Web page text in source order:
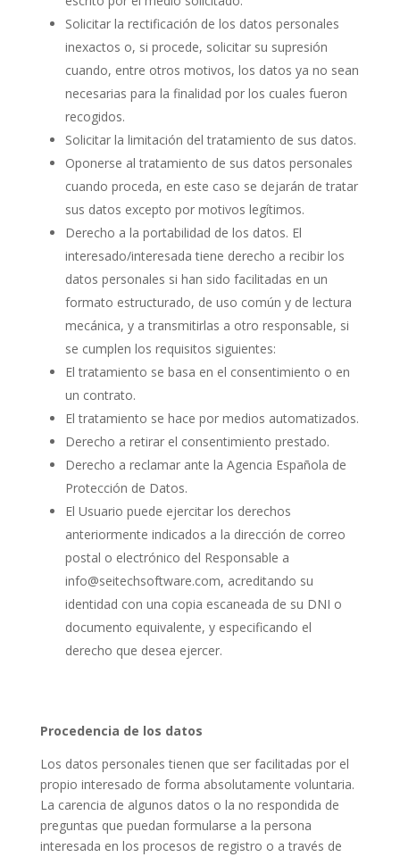
Solicitar la rectificación de los datos personales
inexactos o, si procede, solicitar su supresión
cuando, entre otros motivos, los datos ya no sean
necesarias para la finalidad por los cuales fueron
recogidos.
Solicitar la limitación del tratamiento de sus datos.
Oponerse al tratamiento de sus datos personales
cuando proceda, en este caso se dejarán de tratar
sus datos excepto por motivos legítimos.
Derecho a la portabilidad de los datos. El
interesado/interesada tiene derecho a recibir los
datos personales si han sido facilitadas en un
formato estructurado, de uso común y de lectura
mecánica, y a transmitirlas a otro responsable, si
se cumplen los requisitos siguientes:
El tratamiento se basa en el consentimiento o en
un contrato.
El tratamiento se hace por medios automatizados.
Derecho a retirar el consentimiento prestado.
Derecho a reclamar ante la Agencia Española de
Protección de Datos.
El Usuario puede ejercitar los derechos
anteriormente indicados a la dirección de correo
postal o electrónico del Responsable a
info@seitechsoftware.com, acreditando su
identidad con una copia escaneada de su DNI o
documento equivalente, y especificando el
derecho que desea ejercer.
Procedencia de los datos
Los datos personales tienen que ser facilitadas por el
propio interesado de forma absolutamente voluntaria.
La carencia de algunos datos o la no respondida de
preguntas que puedan formularse a la persona
interesada en los procesos de registro o a través de